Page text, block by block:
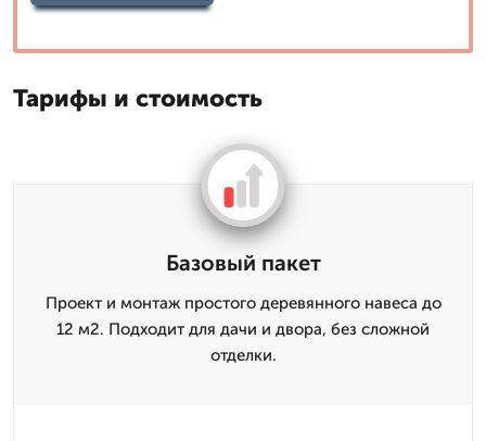
Тарифы и стоимость
Базовый пакет
Проект и монтаж простого деревянного навеса до
12 м2. Подходит для дачи и двора, без сложной
отделки.